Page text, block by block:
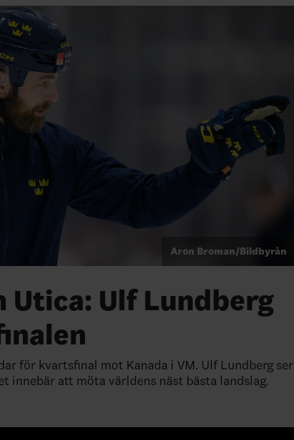
Aron Broman/Bildbyrån
Utica: Ulf Lundberg
för kvartsfinal mot Kanada i VM. Ulf Lundberg ser
innebär att möta världens näst bästa landslag.